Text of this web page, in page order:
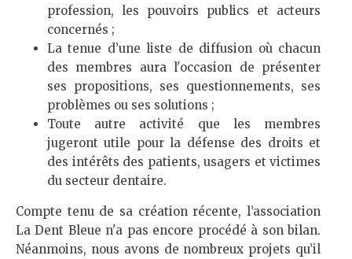
profession, les pouvoirs publics et acteurs
concernés ;
La tenue d’une liste de diffusion où chacun
des membres aura l'occasion de présenter
ses propositions, ses questionnements, ses
problèmes ou ses solutions ;
Toute autre activité que les membres
jugeront utile pour la défense des droits et
des intérêts des patients, usagers et victimes
du secteur dentaire.
Compte tenu de sa création récente, l’association
La Dent Bleue n'a pas encore procédé à son bilan.
Néanmoins, nous avons de nombreux projets qu’il